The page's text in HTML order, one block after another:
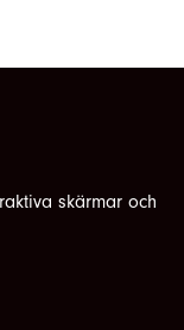
skärmar och